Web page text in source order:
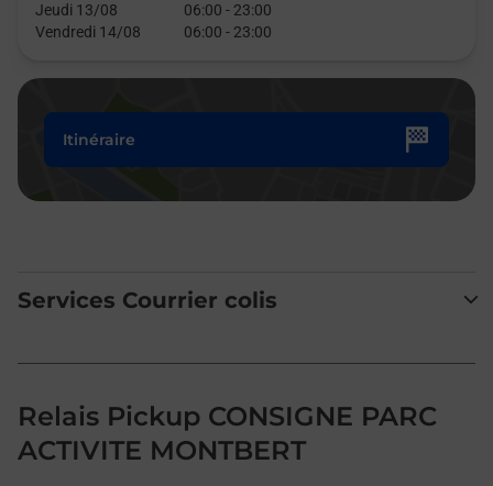
Jeudi 13/08
06:00 - 23:00
Vendredi 14/08
06:00 - 23:00
Itinéraire
Services Courrier colis
Relais Pickup CONSIGNE PARC
ACTIVITE MONTBERT